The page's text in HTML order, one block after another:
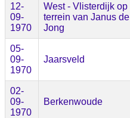
12-
09-
1970
West - Vlisterdijk op
terrein van Janus de
Jong
05-
09-
1970
Jaarsveld
02-
09-
1970
Berkenwoude